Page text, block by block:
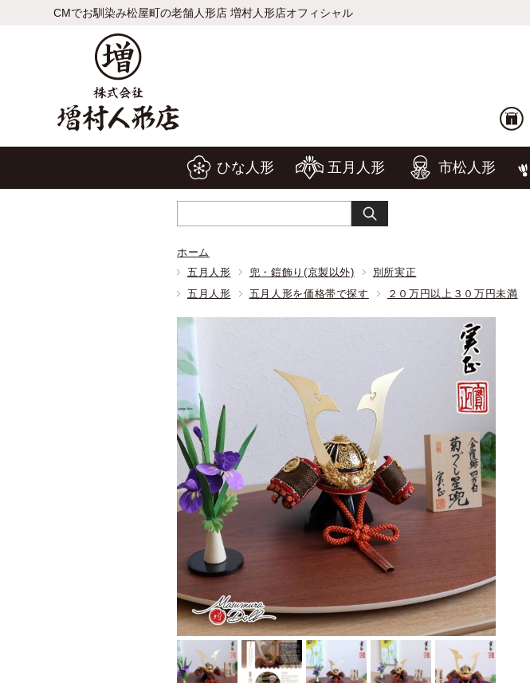
CMでお馴染み松屋町の老舗人形店 増村人形店オフィシャル
ひな人形 五月人形 市松人形
ホーム
五月人形
兜・鎧飾り(京製以外)
別所実正
五月人形
五月人形を価格帯で探す ２０万円以上３０万円未満